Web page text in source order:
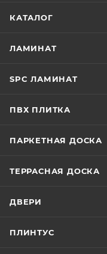
КАТАЛОГ
ЛАМИНАТ
SPC ЛАМИНАТ
ПВХ ПЛИТКА
ПАРКЕТНАЯ ДОСКА
ТЕРРАСНАЯ ДОСКА
ДВЕРИ
ПЛИНТУС